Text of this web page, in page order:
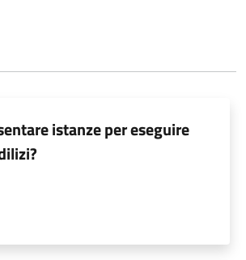
istanze per eseguire